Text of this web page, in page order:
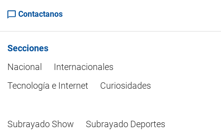
Contactanos
Secciones
Nacional
Internacionales
Tecnología e Internet
Curiosidades
Subrayado Show Subrayado Deportes